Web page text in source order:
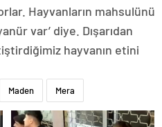
Hayvanların mahsulünü
var’ diye. Dışarıdan
hayvanın etini
Maden Mera